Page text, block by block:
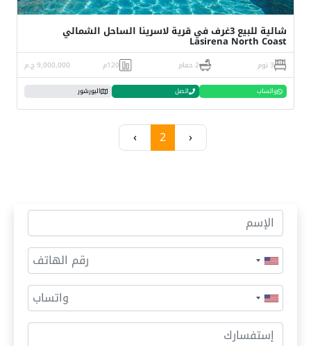
شالية للبيع 3غرف في قرية لاسرينا الساحل الشمالي
Lasirena North Coast
3 نوم 2 حمام 120م 9,000,000 ج.م
واتساب اتصل البورشور
‹
2
›